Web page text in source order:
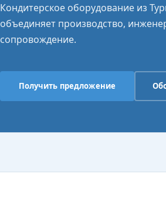
Кондитерское оборудование из
объединяет производство,
сопровождение.
Получить предложение